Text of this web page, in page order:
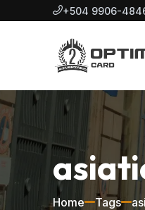
+504 9906-
Home Tags